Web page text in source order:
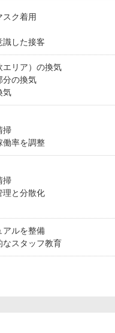
スク着用
識した接客
エリア）の換気
分の換気
気
掃
働率を調整
掃
理と分散化
アルを整備
なスタッフ教育